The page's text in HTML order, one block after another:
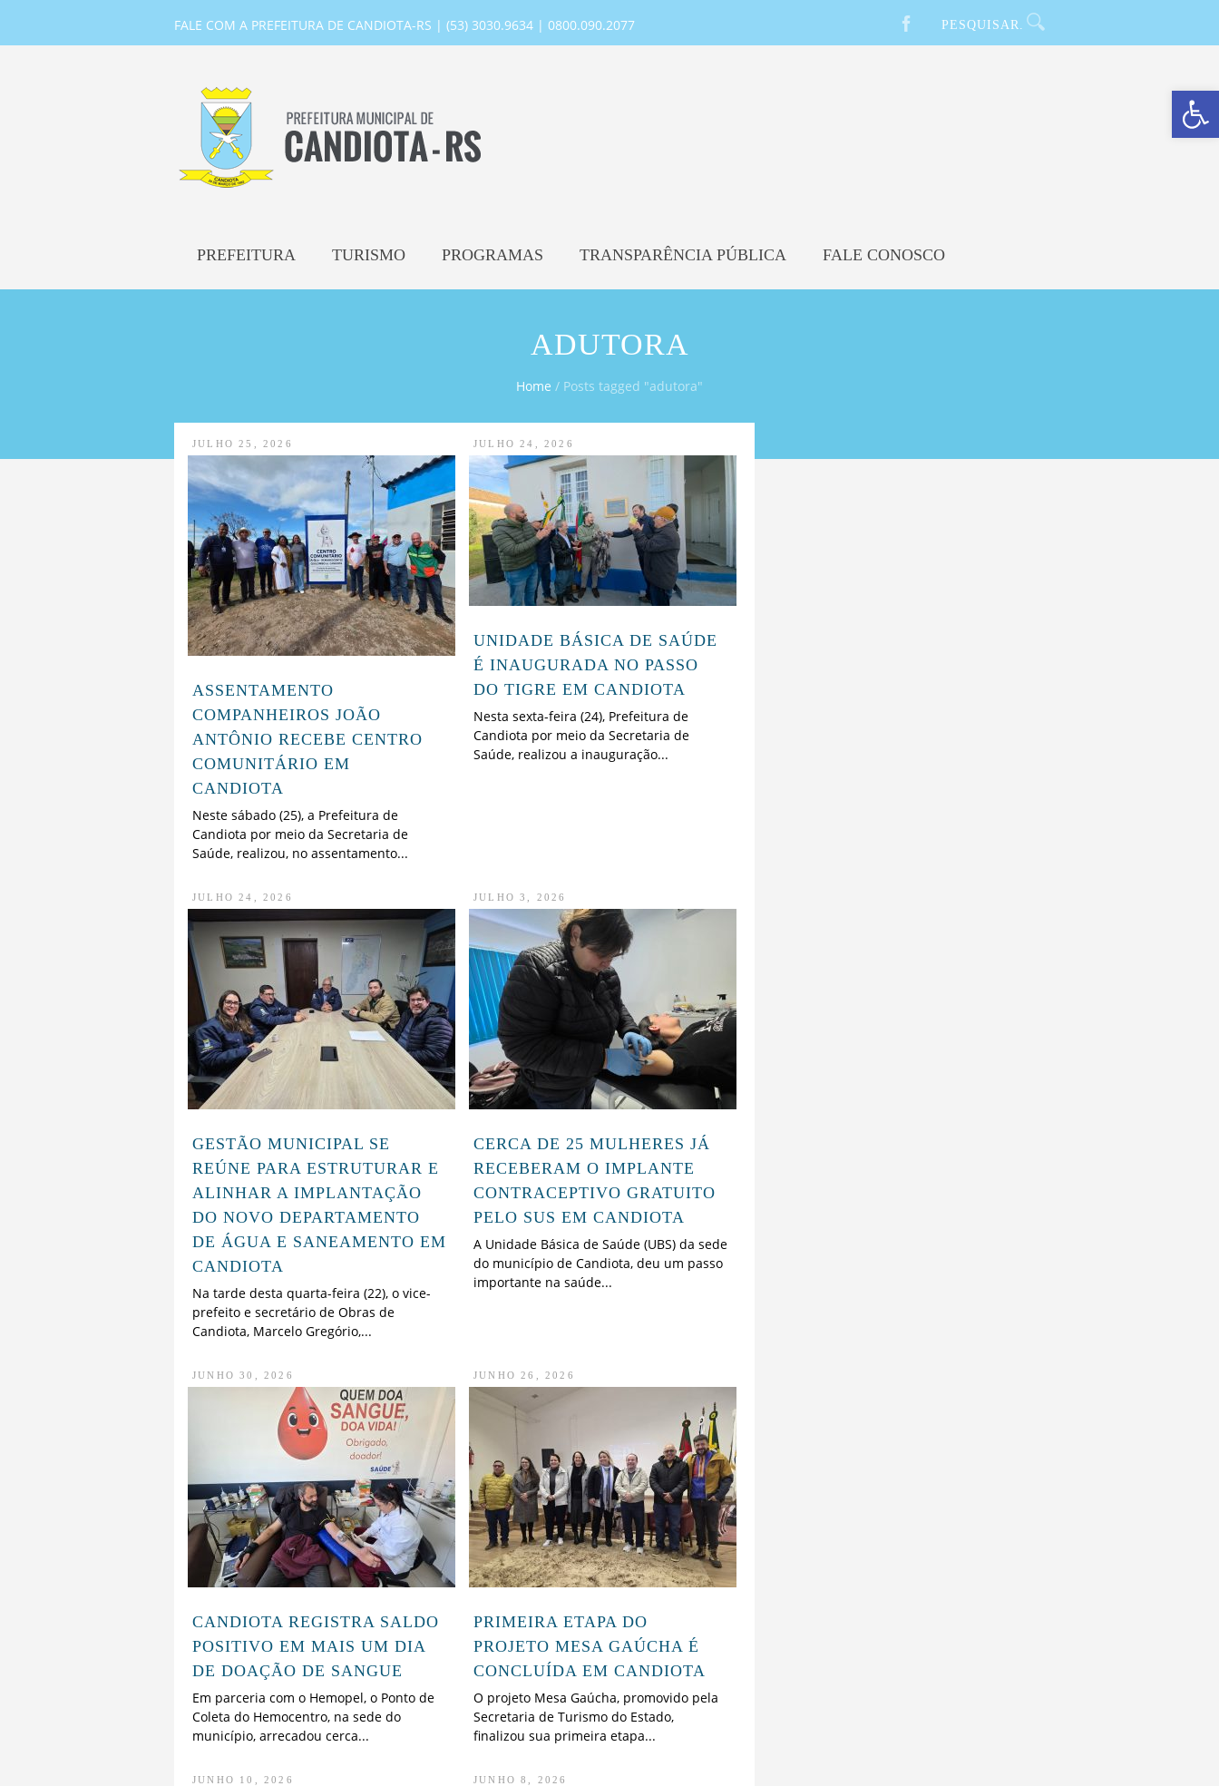
Barra de Ferramentas Aberta
FALE COM A PREFEITURA DE CANDIOTA-RS | (53) 3030.9634 | 0800.090.2077
PREFEITURA TURISMO PROGRAMAS TRANSPARÊNCIA PÚBLICA FALE CONOSCO
ADUTORA
Home / Posts tagged "adutora"
JULHO 25, 2026
ASSENTAMENTO
COMPANHEIROS JOÃO
ANTÔNIO RECEBE CENTRO
COMUNITÁRIO EM
CANDIOTA
Neste sábado (25), a Prefeitura de
Candiota por meio da Secretaria de
Saúde, realizou, no assentamento...
JULHO 24, 2026
UNIDADE BÁSICA DE SAÚDE
É INAUGURADA NO PASSO
DO TIGRE EM CANDIOTA
Nesta sexta-feira (24), Prefeitura de
Candiota por meio da Secretaria de
Saúde, realizou a inauguração...
JULHO 24, 2026
GESTÃO MUNICIPAL SE
REÚNE PARA ESTRUTURAR E
ALINHAR A IMPLANTAÇÃO
DO NOVO DEPARTAMENTO
DE ÁGUA E SANEAMENTO EM
CANDIOTA
Na tarde desta quarta-feira (22), o vice-
prefeito e secretário de Obras de
Candiota, Marcelo Gregório,...
JULHO 3, 2026
CERCA DE 25 MULHERES JÁ
RECEBERAM O IMPLANTE
CONTRACEPTIVO GRATUITO
PELO SUS EM CANDIOTA
A Unidade Básica de Saúde (UBS) da sede
do município de Candiota, deu um passo
importante na saúde...
JUNHO 30, 2026
CANDIOTA REGISTRA SALDO
POSITIVO EM MAIS UM DIA
DE DOAÇÃO DE SANGUE
Em parceria com o Hemopel, o Ponto de
Coleta do Hemocentro, na sede do
município, arrecadou cerca...
JUNHO 26, 2026
PRIMEIRA ETAPA DO
PROJETO MESA GAÚCHA É
CONCLUÍDA EM CANDIOTA
O projeto Mesa Gaúcha, promovido pela
Secretaria de Turismo do Estado,
finalizou sua primeira etapa...
JUNHO 10, 2026 JUNHO 8, 2026